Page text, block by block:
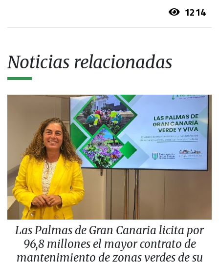
1214
Noticias relacionadas
Las Palmas de Gran Canaria licita por
96,8 millones el mayor contrato de
mantenimiento de zonas verdes de su